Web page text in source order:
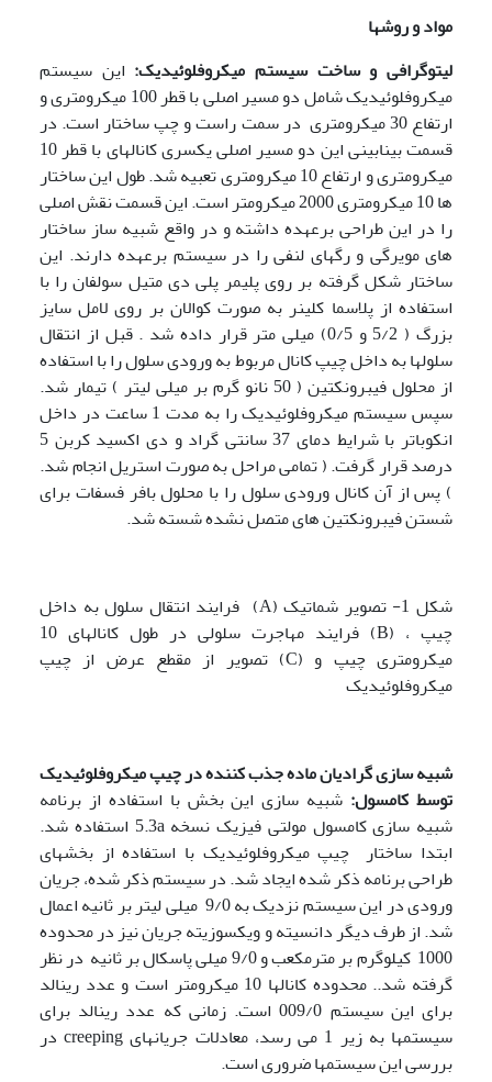
مواد و روشها
لیتوگرافی و ساخت سیستم میکروفلوئیدیک: این سیستم
میکروفلوئیدیک شامل دو مسیر اصلی با قطر 100 میکرومتری و
ارتفاع 30 میکرومتری در سمت راست و چپ ساختار است. در
قسمت بینابینی این دو مسیر اصلی یکسری کانالهای با قطر 10
میکرومتری و ارتفاع 10 میکرومتری تعبیه شد. طول این ساختار
ها 10 میکرومتری 2000 میکرومتر است. این قسمت نقش اصلی
را در این طراحی برعهده داشته و در واقع شبیه ساز ساختار
های مویرگی و رگهای لنفی را در سیستم برعهده دارند. این
ساختار شکل گرفته بر روی پلیمر پلی دی متیل سولفان را با
استفاده از پلاسما کلینر به صورت کوالان بر روی لامل سایز
بزرگ ( 5/2 و 0/5) میلی متر قرار داده شد . قبل از انتقال
سلولها به داخل چیپ کانال مربوط به ورودی سلول را با استفاده
از محلول فیبرونکتین ( 50 نانو گرم بر میلی لیتر ) تیمار شد.
سپس سیستم میکروفلوئیدیک را به مدت 1 ساعت در داخل
انکوباتر با شرایط دمای 37 سانتی گراد و دی اکسید کربن 5
درصد قرار گرفت. ( تمامی مراحل به صورت استریل انجام شد.
) پس از آن کانال ورودی سلول را با محلول بافر فسفات برای
شستن فیبرونکتین های متصل نشده شسته شد.
شکل 1- تصویر شماتیک (A) فرایند انتقال سلول به داخل
چیپ ، (B) فرایند مهاجرت سلولی در طول کانالهای 10
میکرومتری چیپ و (C) تصویر از مقطع عرض از چیپ
میکروفلوئیدیک
شبیه سازی گرادیان ماده جذب کننده در چیپ میکروفلوئیدیک
توسط کامسول: شبیه سازی این بخش با استفاده از برنامه
شبیه سازی کامسول مولتی فیزیک نسخه 5.3a استفاده شد.
ابتدا ساختار چیپ میکروفلوئیدیک با استفاده از بخشهای
طراحی برنامه ذکر شده ایجاد شد. در سیستم ذکر شده، جریان
ورودی در این سیستم نزدیک به 9/0 میلی لیتر بر ثانیه اعمال
شد. از طرف دیگر دانسیته و ویکسوزیته جریان نیز در محدوده
1000 کیلوگرم بر مترمکعب و 9/0 میلی پاسکال بر ثانیه
در نظر
گرفته شد.. محدوده کانالها 10 میکرومتر است و عدد رینالد
برای این سیستم 009/0 است. زمانی که عدد رینالد برای
سیستمها به زیر 1 می رسد، معادلات جریانهای creeping در
بررسی این سیستمها ضروری است.